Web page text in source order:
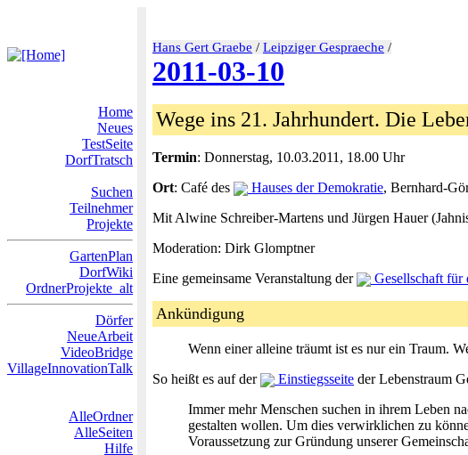
Hans Gert Graebe / Leipziger Gespraeche /
2011-03-10
Home
Neues
TestSeite
DorfTratsch
Suchen
Teilnehmer
Projekte
GartenPlan
DorfWiki
OrdnerProjekte_alt
Dörfer
NeueArbeit
VideoBridge
VillageInnovationTalk
AlleOrdner
AlleSeiten
Hilfe
Wege ins 21. Jahrhundert. Die
Termin: Donnerstag, 10.03.2011, 18.00 Uhr
Ort: Café des Hauses der Demokratie, Bernhard-
Mit Alwine Schreiber-Martens und Jürgen Hauer
Moderation: Dirk Glomptner
Eine gemeinsame Veranstaltung der
Gesellschaft
Ankündigung
Wenn einer alleine träumt ist es nur ein Traum.
So heißt es auf der
Einstiegsseite der Lebenstraum
Immer mehr Menschen suchen in ihrem Leben
gestalten wollen. Um dies verwirklichen zu
Voraussetzung zur Gründung unserer